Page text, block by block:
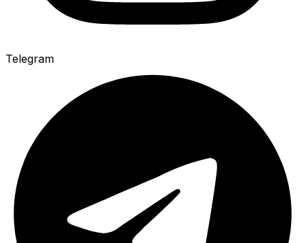
Telegram